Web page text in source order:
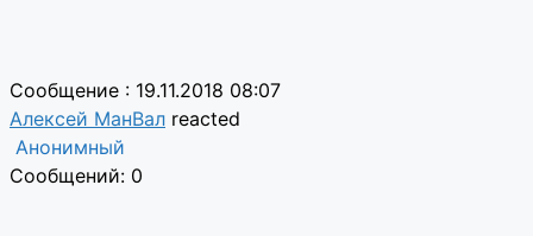
Сообщение : 19.11.2018 08:07
Алексей МанВал reacted
Анонимный
Сообщений: 0